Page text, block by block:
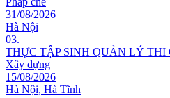
31/08/2026
Hà Nội
03.
THỰC TẬP SINH QUẢN LÝ THI
Xây dựng
15/08/2026
Hà Nội, Hà Tĩnh